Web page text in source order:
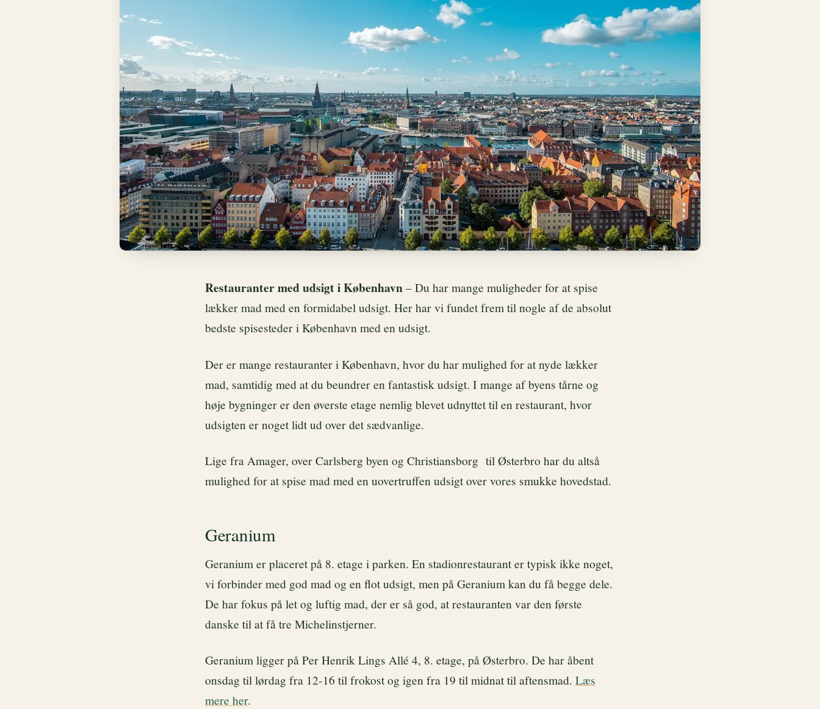
Restauranter med udsigt i København– Du har mange muligheder for at spise
lækker mad med en formidabel udsigt. Her har vi fundet frem til nogle af de absolut
bedste spisesteder i København med en udsigt.
Der er mange restauranter i København, hvor du har mulighed for at nyde lækker
mad, samtidig med at du beundrer en fantastisk udsigt. I mange af byens tårne og
høje bygninger er den øverste etage nemlig blevet udnyttet til en restaurant, hvor
udsigten er noget lidt ud over det sædvanlige.
Lige fra Amager, over Carlsberg byen og Christiansborg til Østerbro har du altså
mulighed for at spise mad med en uovertruffen udsigt over vores smukke hovedstad.
Geranium
Geranium er placeret på 8. etage i parken. En stadionrestaurant er typisk ikke noget,
vi forbinder med god mad og en flot udsigt, men på Geranium kan du få begge dele.
De har fokus på let og luftig mad, der er så god, at restauranten var den første
danske til at få tre Michelinstjerner.
Geranium ligger på Per Henrik Lings Allé 4, 8. etage, på Østerbro. De har åbent
onsdag til lørdag fra 12-16 til frokost og igen fra 19 til midnat til aftensmad. Læs
mere her.